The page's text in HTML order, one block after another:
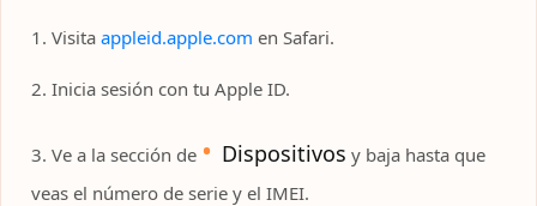
1. Visita appleid.apple.com en Safari.
2. Inicia sesión con tu Apple ID.
3. Ve a la sección de Dispositivos y baja hasta que
veas el número de serie y el IMEI.